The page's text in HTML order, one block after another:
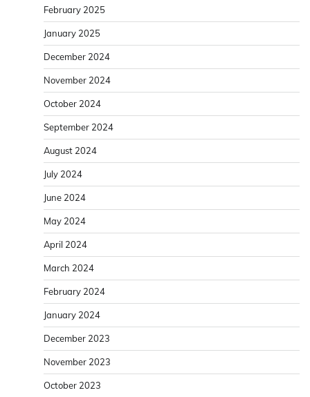
February 2025
January 2025
December 2024
November 2024
October 2024
September 2024
August 2024
July 2024
June 2024
May 2024
April 2024
March 2024
February 2024
January 2024
December 2023
November 2023
October 2023